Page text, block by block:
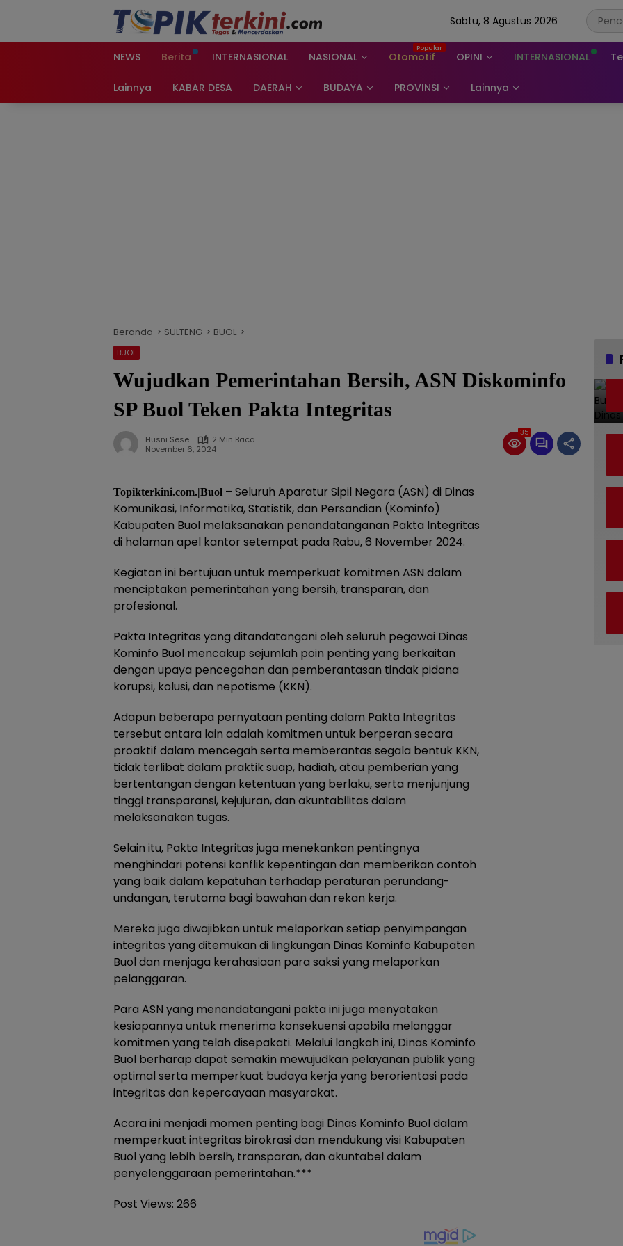
Sabtu, 8 Agustus 2026
NEWS Berita INTERNASIONAL NASIONAL Otomotif OPINI INTERNASIONAL
Lainnya KABAR DESA DAERAH BUDAYA PROVINSI Lainnya
Beranda SULTENG BUOL
BUOL
Wujudkan Pemerintahan Bersih, ASN Diskominfo
SP Buol Teken Pakta Integritas
Husni Sese
2 Min Baca
November 6, 2024
35
Topikterkini.com.|Buol – Seluruh Aparatur Sipil Negara (ASN) di Dinas
Komunikasi, Informatika, Statistik, dan Persandian (Kominfo)
Kabupaten Buol melaksanakan penandatanganan Pakta Integritas
di halaman apel kantor setempat pada Rabu, 6 November 2024.
Kegiatan ini bertujuan untuk memperkuat komitmen ASN dalam
menciptakan pemerintahan yang bersih, transparan, dan
profesional.
Pakta Integritas yang ditandatangani oleh seluruh pegawai Dinas
Kominfo Buol mencakup sejumlah poin penting yang berkaitan
dengan upaya pencegahan dan pemberantasan tindak pidana
korupsi, kolusi, dan nepotisme (KKN).
Adapun beberapa pernyataan penting dalam Pakta Integritas
tersebut antara lain adalah komitmen untuk berperan secara
proaktif dalam mencegah serta memberantas segala bentuk KKN,
tidak terlibat dalam praktik suap, hadiah, atau pemberian yang
bertentangan dengan ketentuan yang berlaku, serta menjunjung
tinggi transparansi, kejujuran, dan akuntabilitas dalam
melaksanakan tugas.
Selain itu, Pakta Integritas juga menekankan pentingnya
menghindari potensi konflik kepentingan dan memberikan contoh
yang baik dalam kepatuhan terhadap peraturan perundang-
undangan, terutama bagi bawahan dan rekan kerja.
Mereka juga diwajibkan untuk melaporkan setiap penyimpangan
integritas yang ditemukan di lingkungan Dinas Kominfo Kabupaten
Buol dan menjaga kerahasiaan para saksi yang melaporkan
pelanggaran.
Para ASN yang menandatangani pakta ini juga menyatakan
kesiapannya untuk menerima konsekuensi apabila melanggar
komitmen yang telah disepakati. Melalui langkah ini, Dinas Kominfo
Buol berharap dapat semakin mewujudkan pelayanan publik yang
optimal serta memperkuat budaya kerja yang berorientasi pada
integritas dan kepercayaan masyarakat.
Acara ini menjadi momen penting bagi Dinas Kominfo Buol dalam
memperkuat integritas birokrasi dan mendukung visi Kabupaten
Buol yang lebih bersih, transparan, dan akuntabel dalam
penyelenggaraan pemerintahan.***
Post Views: 266